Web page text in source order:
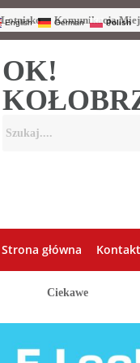
Lotnisko Komunikacja
OK!
Strona główna Kontakt
Ciekawe
English German Polish